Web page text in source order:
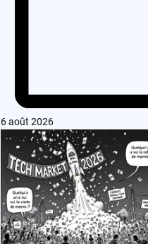
6 août 2026